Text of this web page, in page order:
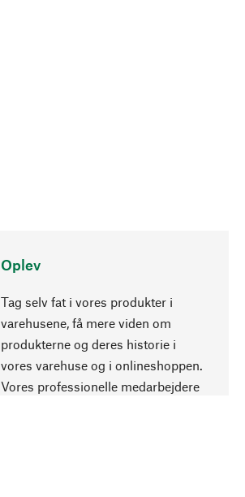
Oplev
Tag selv fat i vores produkter i
varehusene, få mere viden om
produkterne og deres historie i
vores varehuse og i onlineshoppen.
Vores professionelle medarbejdere
Opadgående